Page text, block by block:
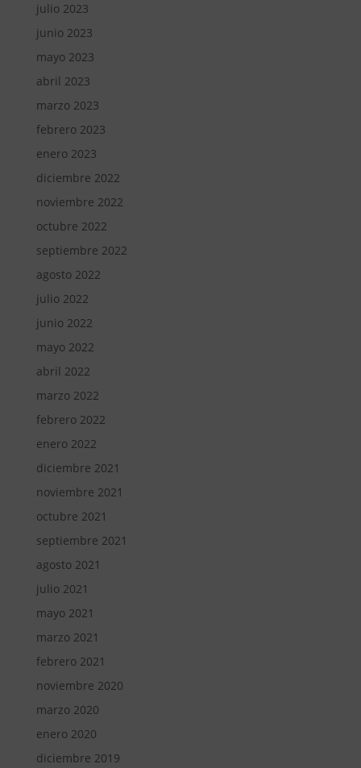
julio 2023
junio 2023
mayo 2023
abril 2023
marzo 2023
febrero 2023
enero 2023
diciembre 2022
noviembre 2022
octubre 2022
septiembre 2022
agosto 2022
julio 2022
junio 2022
mayo 2022
abril 2022
marzo 2022
febrero 2022
enero 2022
diciembre 2021
noviembre 2021
octubre 2021
septiembre 2021
agosto 2021
julio 2021
mayo 2021
marzo 2021
febrero 2021
noviembre 2020
marzo 2020
enero 2020
diciembre 2019